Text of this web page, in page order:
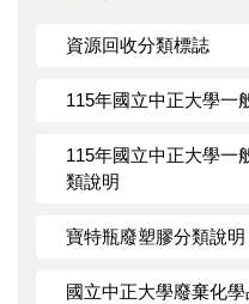
資源回收分類標誌
115年國立中正大學一
115年國立中正大學一
類說明
寶特瓶廢塑膠分類說明
國立中正大學廢棄化